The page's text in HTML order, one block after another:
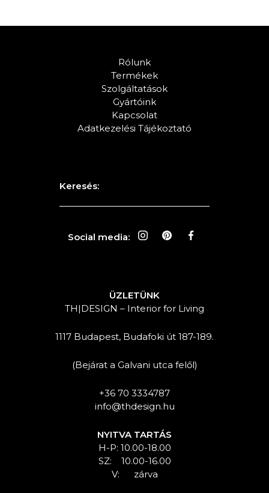
Rólunk
Termékek
Szolgáltatások
Gyártóink
Kapcsolat
Adatkezelési Tájékoztató
Keresés:
Social media:
ÜZLETÜNK
TH|DESIGN – Interior for Living
1117 Budapest, Budafoki út 187-189.
(Bejárat a Galvani utca felől)
+36 70 3334787
info@thdesign.hu
NYITVA TARTÁS
H-P: 10.00-18.00
SZ: 10.00-16.00
V: zárva